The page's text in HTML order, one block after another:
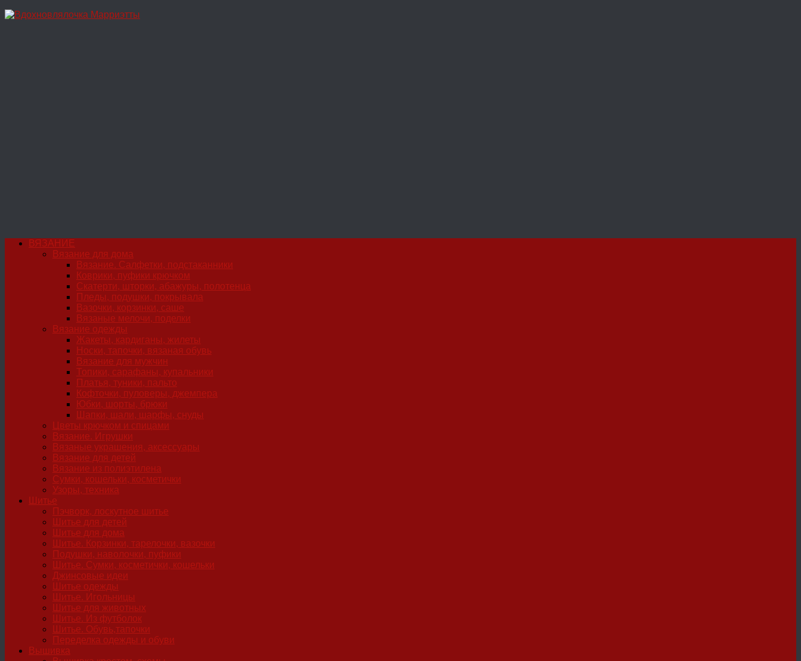
Перейти
ВЯЗАНИЕ
Вязание для дома
Вязание. Салфетки, подстаканники
Коврики, пуфики крючком
Скатерти, шторки, абажуры, полотенца
Пледы, подушки, покрывала
Вазочки, корзинки, саше
Вязаные мелочи, поделки
Вязание одежды
Жакеты, кардиганы, жилеты
Носки, тапочки, вязаная обувь
Вязание для мужчин
Топики, сарафаны, купальники
Платья, туники, пальто
Кофточки, пуловеры, джемпера
Юбки, шорты, брюки
Шапки, шали, шарфы, снуды
Цветы крючком и спицами
Вязание. Игрушки
Вязаные украшения, аксессуары
Вязание для детей
Вязание из полиэтилена
Сумки, кошельки, косметички
Узоры, техника
Шитье
Пэчворк, лоскутное шитье
Шитье для детей
Шитье для дома
Шитье. Корзинки, тарелочки, вазочки
Подушки, наволочки, пуфики
Шитье. Сумки, косметички, кошельки
Джинсовые идеи
Шитье одежды
Шитье. Игольницы
Шитье для животных
Шитье. Из футболок
Шитье. Обувь,тапочки
Переделка одежды и обуви
Вышивка